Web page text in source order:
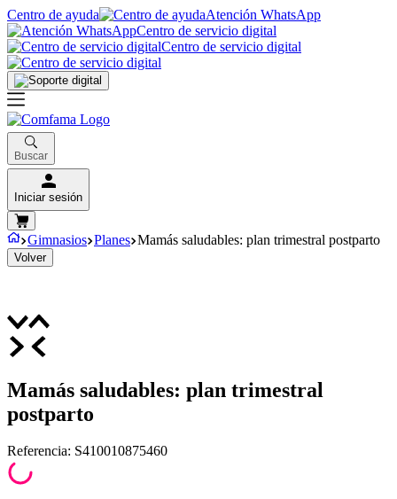
Centro de ayuda
Atención WhatsApp
Centro de servicio digital
Centro de servicio digital
Buscar
Iniciar sesión
Gimnasios Planes Mamás saludables: plan trimestral postparto
Volver
Mamás saludables: plan trimestral
postparto
Referencia: S410010875460